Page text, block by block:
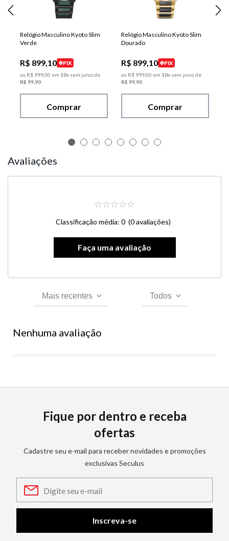
Relógio Masculino Kyoto Slim
Verde
R$ 899,10
PIX
ou R$ 99900 em 10x sem juros de
R$ 99 90
Comprar
Relógio Masculino Kyoto Slim
Dourado
R$ 899,10
PIX
ou R$ 99900 em 10x sem juros de
R$ 99 90
Comprar
Avaliações
Classificação média: 0 (0 avaliações)
Mais recentes Todos
Nenhuma avaliação
Fique por dentro e receba
ofertas
Cadastre seu e-mail para receber novidades e promoções
exclusivas Seculus
Inscreva-se